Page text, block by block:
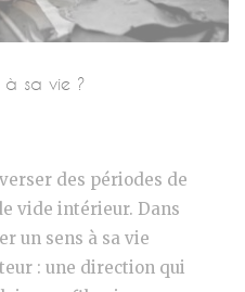
à sa vie ?
des périodes de
vide intérieur. Dans
un sens à sa vie
: une direction qui